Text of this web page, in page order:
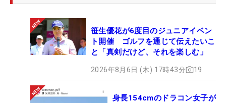
笹生優花が6度目のジュニアイベン
ト開催 ゴルフを通じて伝えたいこ
と「真剣だけど、それを楽しむ」
2026年8月6日 (木) 17時43分 19
身長154cmのドラコン女子が